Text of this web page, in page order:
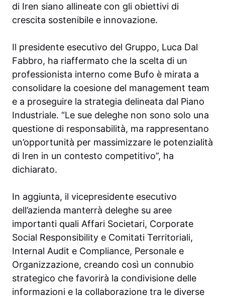
di Iren siano allineate con gli obiettivi di
crescita sostenibile e innovazione.
Il presidente esecutivo del Gruppo, Luca Dal
Fabbro, ha riaffermato che la scelta di un
professionista interno come Bufo è mirata a
consolidare la coesione del management team
e a proseguire la strategia delineata dal Piano
Industriale. “Le sue deleghe non sono solo una
questione di responsabilità, ma rappresentano
un’opportunità per massimizzare le potenzialità
di Iren in un contesto competitivo”, ha
dichiarato.
In aggiunta, il vicepresidente esecutivo
dell’azienda manterrà deleghe su aree
importanti quali Affari Societari, Corporate
Social Responsibility e Comitati Territoriali,
Internal Audit e Compliance, Personale e
Organizzazione, creando così un connubio
strategico che favorirà la condivisione delle
informazioni e la collaborazione tra le diverse